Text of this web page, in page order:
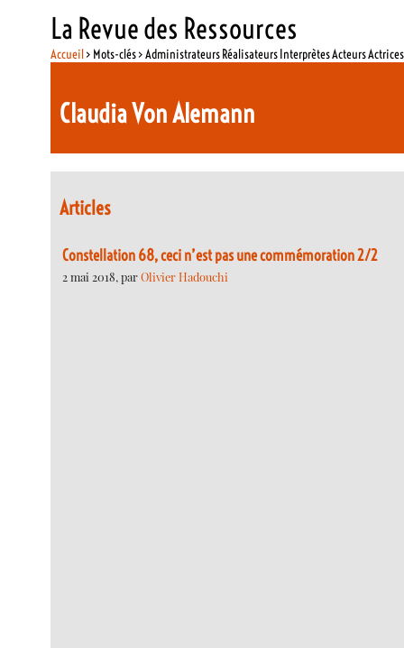
La Revue des Ressources
Accueil> Mots-clés > Administrateurs Réalisateurs Interprètes Acteurs
Claudia Von Alemann
Articles
Constellation 68, ceci n’est pas une commémoration 2/2
2 mai 2018, parOlivier Hadouchi